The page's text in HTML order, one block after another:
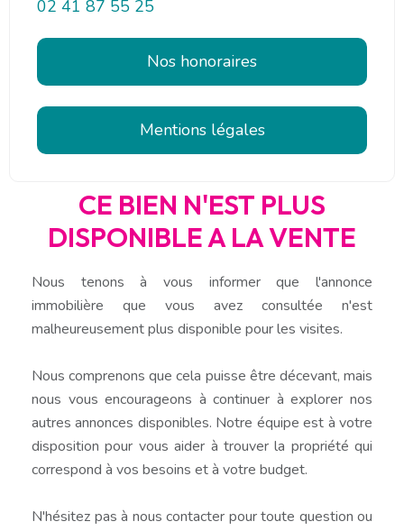
02 41 87 55 25
Nos honoraires
Mentions légales
CE BIEN N'EST PLUS
DISPONIBLE A LA VENTE
Nous tenons à vous informer que l'annonce
immobilière que vous avez consultée n'est
malheureusement plus disponible pour les visites.
Nous comprenons que cela puisse être décevant, mais
nous vous encourageons à continuer à explorer nos
autres annonces disponibles. Notre équipe est à votre
disposition pour vous aider à trouver la propriété qui
correspond à vos besoins et à votre budget.
N'hésitez pas à nous contacter pour toute question ou